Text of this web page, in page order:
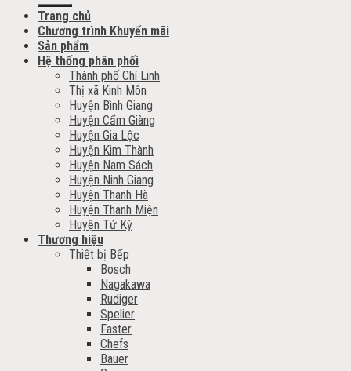
Trang chủ
Chương trình Khuyến mãi
Sản phẩm
Hệ thống phân phối
Thành phố Chí Linh
Thị xã Kinh Môn
Huyện Bình Giang
Huyện Cẩm Giàng
Huyện Gia Lộc
Huyện Kim Thành
Huyện Nam Sách
Huyện Ninh Giang
Huyện Thanh Hà
Huyện Thanh Miện
Huyện Tứ Kỳ
Thương hiệu
Thiết bị Bếp
Bosch
Nagakawa
Rudiger
Spelier
Faster
Chefs
Bauer